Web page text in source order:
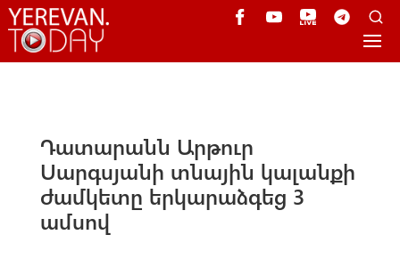
Դատարանն Արթուր
Սարգսյանի տնային կալանքի
ժամկետը երկարաձգեց 3
ամսով